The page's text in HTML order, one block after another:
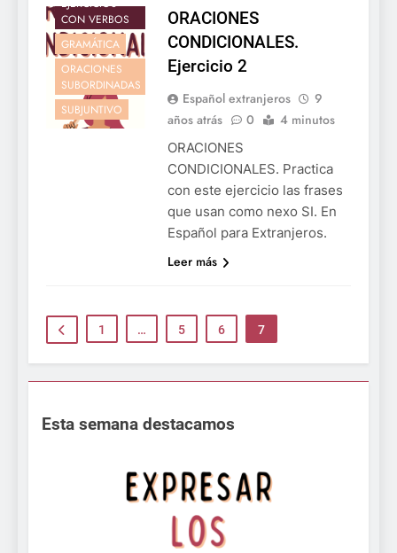
EJERCICIOS
CON VERBOS
GRAMÁTICA
ORACIONES
SUBORDINADAS
SUBJUNTIVO
ORACIONES
CONDICIONALES.
Ejercicio 2
Español extranjeros
9
años atrás
0 4 minutos
ORACIONES
CONDICIONALES. Practica
con este ejercicio las frases
que usan como nexo SI. En
Español para Extranjeros.
Leer más
1 … 5 6 7
Esta semana destacamos